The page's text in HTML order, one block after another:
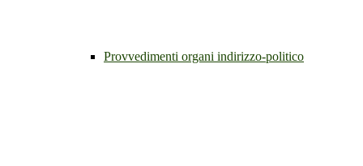
Provvedimenti organi indirizzo-politico